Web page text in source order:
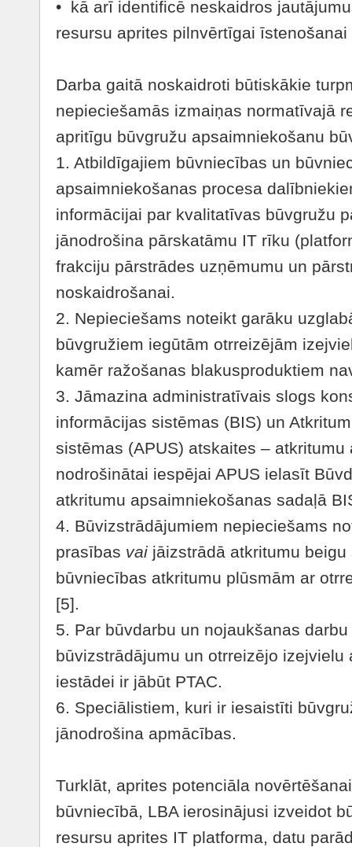
• kā arī identificē neskaidros
resursu aprites pilnvērtīgai
Darba gaitā noskaidroti būtiskākie
nepieciešamās izmaiņas normatīvajā
apritīgu būvgružu apsaimniekošanu
1. Atbildīgajiem būvniecības un
apsaimniekošanas procesa
informācijai par kvalitatīvas būvgružu
jānodrošina pārskatāmu IT rīku
frakciju pārstrādes uzņēmumu un
noskaidrošanai.
2. Nepieciešams noteikt garāku
būvgružiem iegūtām otrreizējām
kamēr ražošanas blakusproduktiem
3. Jāmazina administratīvais slogs
informācijas sistēmas (BIS) un
sistēmas (APUS) atskaites –
nodrošinātai iespējai APUS ielasīt
atkritumu apsaimniekošanas sadaļā
4. Būvizstrādājumiem nepieciešams
prasības vai jāizstrādā atkritumu
būvniecības atkritumu plūsmām ar
[5].
5. Par būvdarbu un nojaukšanas
būvizstrādājumu un otrreizējo
iestādei ir jābūt PTAC.
6. Speciālistiem, kuri ir iesaistīti
jānodrošina apmācības.
Turklāt, aprites potenciāla
būvniecībā, LBA ierosinājusi izveidot
resursu aprites IT platforma, datu